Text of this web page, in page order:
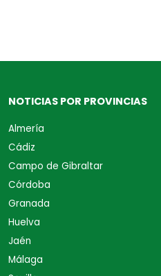
NOTICIAS POR PROVINCIAS
Almería
Cádiz
Campo de Gibraltar
Córdoba
Granada
Huelva
Jaén
Málaga